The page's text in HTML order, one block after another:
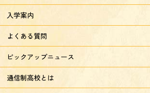
入学案内
よくある質問
ピックアップニュース
通信制高校とは